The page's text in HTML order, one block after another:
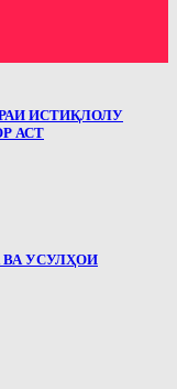
ИСТИҚЛОЛУ
АСТ
УСУЛҲОИ